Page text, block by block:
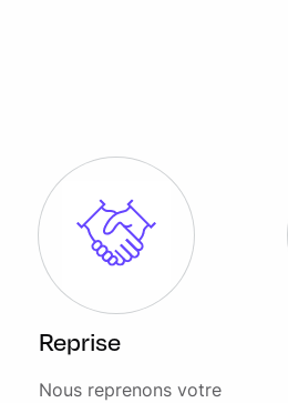
Reprise
Nous reprenons votre